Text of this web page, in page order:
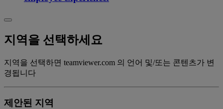
지역을 선택하세요
지역을 선택하면 teamviewer.com 의 언어 및/또는 콘텐츠가 변
경됩니다
제안된 지역